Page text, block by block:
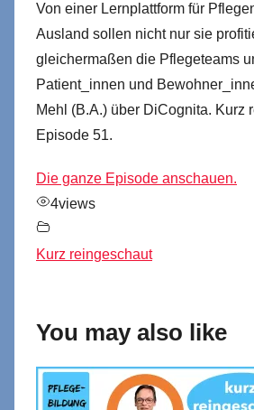
Von einer Lernplattform für
Ausland sollen nicht nur sie
gleichermaßen die Pflegeteams
Patient_innen und
Mehl (B.A.) über DiCognita. Kurz
Episode 51.
Die ganze Episode anschauen.
4views
Kurz reingeschaut
You may also like